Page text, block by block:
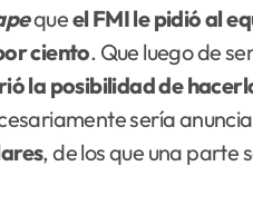
queel FMI le pidió al
ciento. Que luego de
la posibilidad de
sería
, de los que una parte